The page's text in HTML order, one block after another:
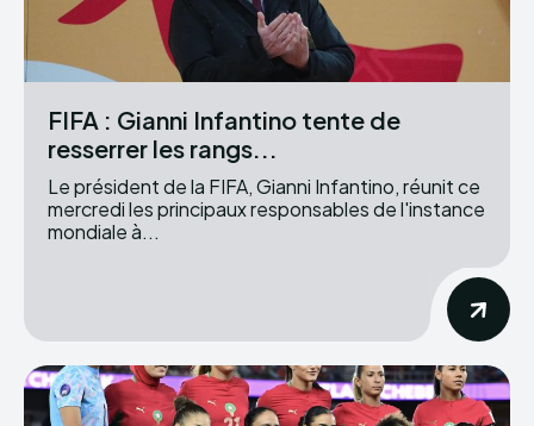
FIFA : Gianni Infantino tente de
resserrer les rangs...
Le président de la FIFA, Gianni Infantino, réunit ce
mercredi les principaux responsables de l'instance
mondiale à...